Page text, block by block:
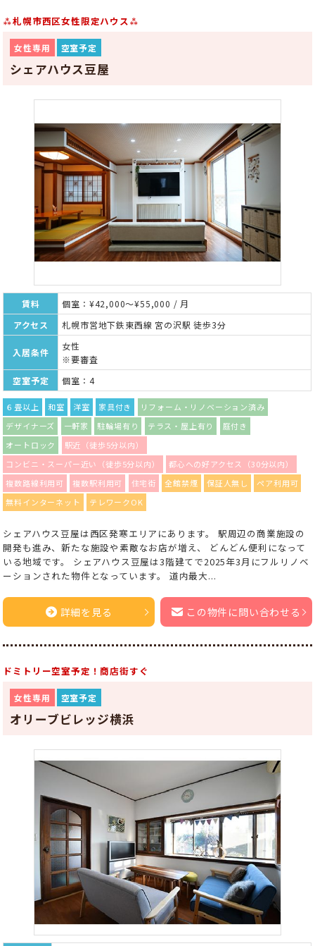
⁂札幌市西区女性限定ハウス⁂
女性専用 空室予定
シェアハウス豆屋
賃料
個室：¥42,000～¥55,000 / 月
アクセス
札幌市営地下鉄東西線 宮の沢駅 徒歩3分
入居条件
女性
※要審査
空室予定
個室：4
６畳以上 和室 洋室 家具付き
リフォーム・リノベーション済み
デザイナーズ
一軒家 駐輪場有り テラス・屋上有り
庭付き
オートロック
駅近（徒歩5分以内）
コンビニ・スーパー近い（徒歩5分以内）
都心への好アクセス（30分以内）
複数路線利用可
複数駅利用可 住宅街 全館禁煙 保証人無し
ペア利用可
無料インターネット
テレワークOK
シェアハウス豆屋は西区発寒エリアにあります。 駅周辺の商業施設の
開発も進み、新たな施設や素敵なお店が増え、 どんどん便利になって
いる地域です。 シェアハウス豆屋は3階建てで2025年3月にフルリノベ
ーションされた物件となっています。 道内最大...
詳細を見る この物件に問い合わせる
ドミトリー空室予定！商店街すぐ
女性専用 空室予定
オリーブビレッジ横浜